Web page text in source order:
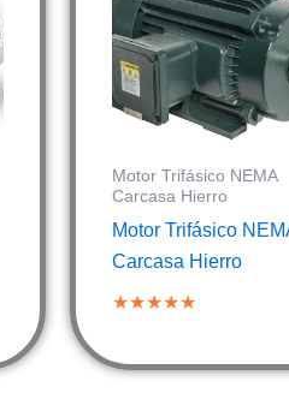
Motor Trifásico NEMA
Carcasa Hierro
Motor Trifásico
Carcasa Hierro
★★★★★